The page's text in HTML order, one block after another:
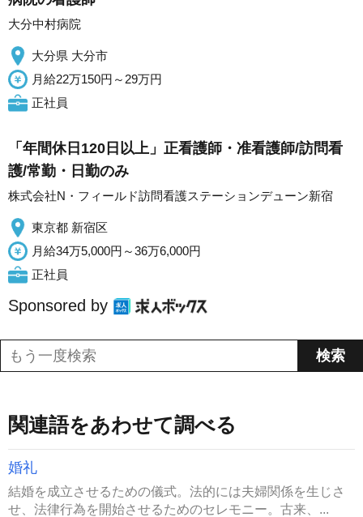
大分中村病院
大分県 大分市
月給22万150円～29万円
正社員
「年間休日120日以上」正看護師・准看護師/訪問看
護/常勤・日勤のみ
株式会社N・フィールド訪問看護ステーションデューン新宿
東京都 新宿区
月給34万5,000円～36万6,000円
正社員
Sponsored by
関連語をあわせて調べる
婚礼
結婚を成立させるための儀式。法的には夫婦関係を生じさ
せ、法律行為を開始させるためのセレモニー。古来、...